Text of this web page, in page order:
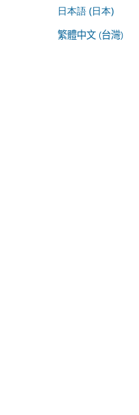
日本語 (日本)
繁體中文 (台灣)